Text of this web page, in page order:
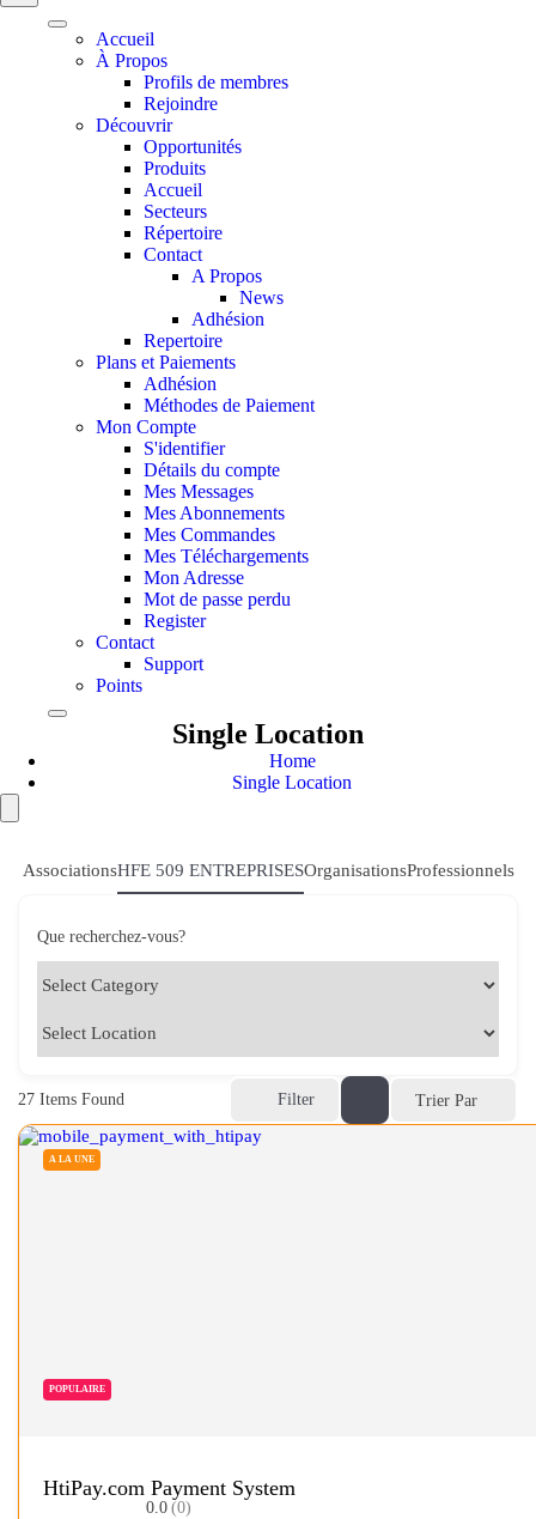
Accueil
À Propos
Profils de membres
Rejoindre
Découvrir
Opportunités
Produits
Accueil
Secteurs
Répertoire
Contact
A Propos
News
Adhésion
Repertoire
Plans et Paiements
Adhésion
Méthodes de Paiement
Mon Compte
S'identifier
Détails du compte
Mes Messages
Mes Abonnements
Mes Commandes
Mes Téléchargements
Mon Adresse
Mot de passe perdu
Register
Contact
Support
Points
Single Location
Home
Single Location
AssociationsHFE 509 ENTREPRISESOrganisationsProfessionnels
Que recherchez-vous?
27 Items Found Filter Trier Par
A LA UNE
POPULAIRE
HtiPay.com Payment System
0.0 (0)